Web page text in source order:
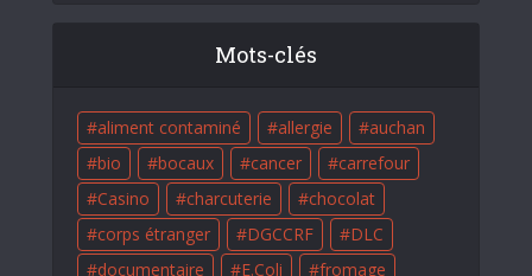
Mots-clés
aliment contaminé allergie
auchan
bio
bocaux cancer
carrefour
Casino
charcuterie
chocolat
corps étranger
DGCCRF
DLC
documentaire
E.Coli
fromage